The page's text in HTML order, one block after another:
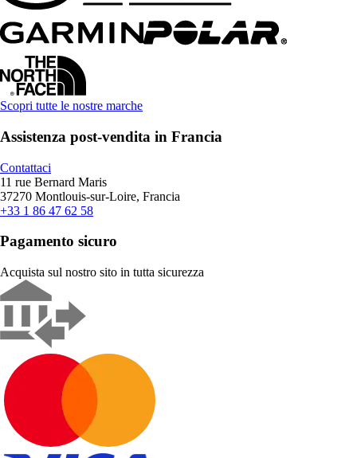
Scopri tutte le nostre marche
Assistenza post-vendita in Francia
Contattaci
11 rue Bernard Maris
37270 Montlouis-sur-Loire, Francia
+33 1 86 47 62 58
Pagamento sicuro
Acquista sul nostro sito in tutta sicurezza